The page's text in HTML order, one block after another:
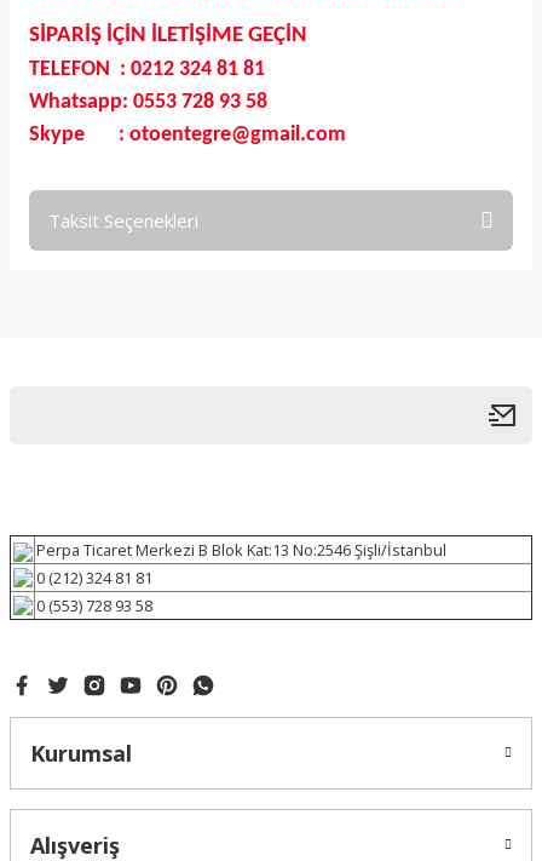
SİPARİŞ İÇİN İLETİŞİME GEÇİN
TELEFON : 0212 324 81 81
Whatsapp: 0553 728 93 58
Skype : otoentegre@gmail.com
Taksit Seçenekleri
Perpa Ticaret Merkezi B Blok Kat:13 No:2546 Şişli/İstanbul
0 (212) 324 81 81
0 (553) 728 93 58
Kurumsal
Alışveriş